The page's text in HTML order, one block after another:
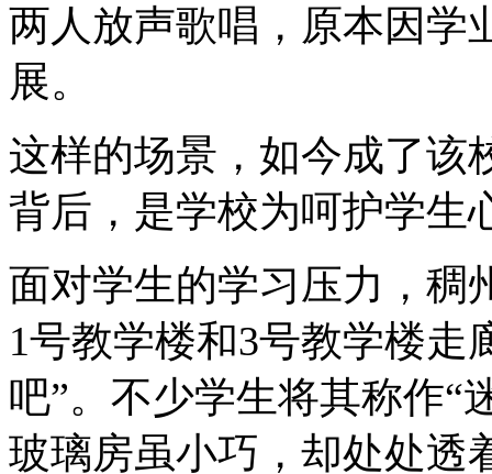
两人放声歌唱，原本因学
展。
这样的场景，如今成了该
背后，是学校为呵护学生
面对学生的学习压力，稠
1号教学楼和3号教学楼走
吧”。不少学生将其称作“
玻璃房虽小巧，却处处透